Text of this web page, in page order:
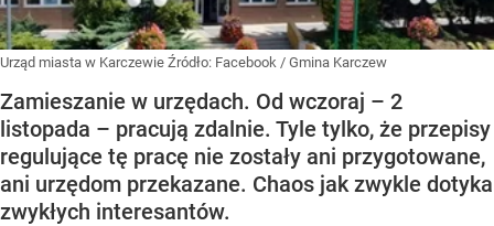
Urząd miasta w Karczewie Źródło: Facebook / Gmina Karczew
Zamieszanie w urzędach. Od wczoraj – 2
listopada – pracują zdalnie. Tyle tylko, że przepisy
regulujące tę pracę nie zostały ani przygotowane,
ani urzędom przekazane. Chaos jak zwykle dotyka
zwykłych interesantów.